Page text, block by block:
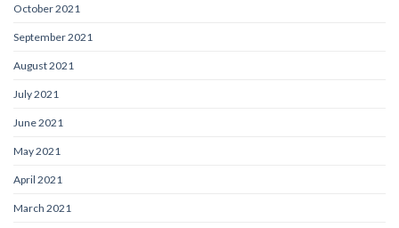
October 2021
September 2021
August 2021
July 2021
June 2021
May 2021
April 2021
March 2021